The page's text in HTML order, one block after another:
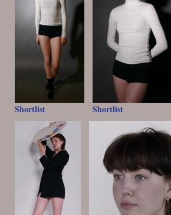
Shortlist Shortlist